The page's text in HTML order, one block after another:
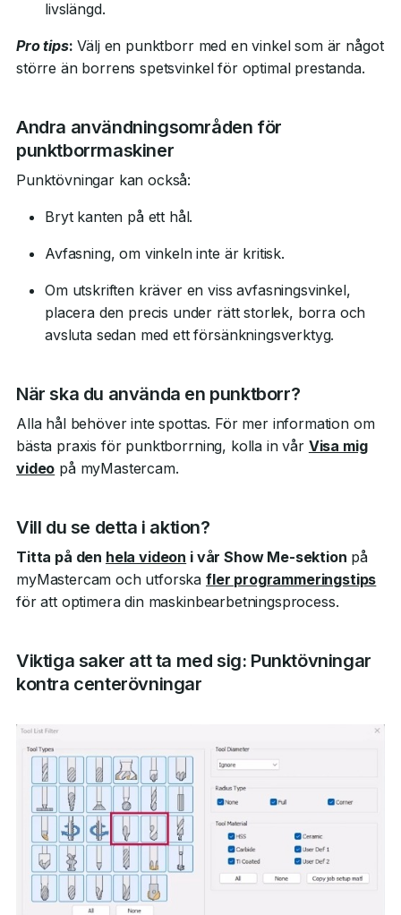
livslängd.
Pro tips: Välj en punktborr med en vinkel som är något
större än borrens spetsvinkel för optimal prestanda.
Andra användningsområden för
punktborrmaskiner
Punktövningar kan också:
Bryt kanten på ett hål.
Avfasning, om vinkeln inte är kritisk.
Om utskriften kräver en viss avfasningsvinkel,
placera den precis under rätt storlek, borra och
avsluta sedan med ett försänkningsverktyg.
När ska du använda en punktborr?
Alla hål behöver inte spottas. För mer information om
bästa praxis för punktborrning, kolla in vår Visa mig
video på myMastercam.
Vill du se detta i aktion?
Titta på den hela videon i vår Show Me-sektion på
myMastercam och utforska fler programmeringstips
för att optimera din maskinbearbetningsprocess.
Viktiga saker att ta med sig: Punktövningar
kontra centerövningar